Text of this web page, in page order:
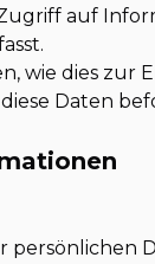
auf
wie dies zur
Daten